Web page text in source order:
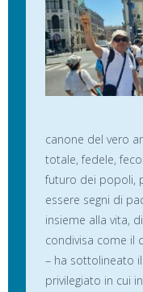
canone del vero
totale, fedele,
futuro dei popoli,
essere segni di
insieme alla vita,
condivisa come il
– ha sottolineato
privilegiato in cui